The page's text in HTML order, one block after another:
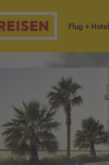
Flug + Hotel